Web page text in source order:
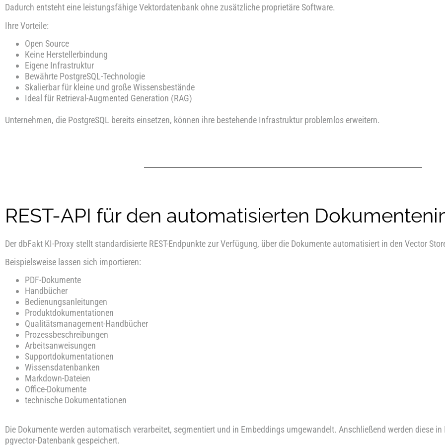
Dadurch entsteht eine leistungsfähige Vektordatenbank ohne zusätzliche proprietäre Software.
Ihre Vorteile:
Open Source
Keine Herstellerbindung
Eigene Infrastruktur
Bewährte PostgreSQL-Technologie
Skalierbar für kleine und große Wissensbestände
Ideal für Retrieval-Augmented Generation (RAG)
Unternehmen, die PostgreSQL bereits einsetzen, können ihre bestehende Infrastruktur problemlos erweitern.
REST-API für den automatisierten
Der dbFakt KI-Proxy stellt standardisierte REST-Endpunkte zur Verfügung, über die Dokumente automatisiert in den Vector
Beispielsweise lassen sich importieren:
PDF-Dokumente
Handbücher
Bedienungsanleitungen
Produktdokumentationen
Qualitätsmanagement-Handbücher
Prozessbeschreibungen
Arbeitsanweisungen
Supportdokumentationen
Wissensdatenbanken
Markdown-Dateien
Office-Dokumente
technische Dokumentationen
Die Dokumente werden automatisch verarbeitet, segmentiert und in Embeddings umgewandelt. Anschließend werden diese in
pgvector-Datenbank gespeichert.